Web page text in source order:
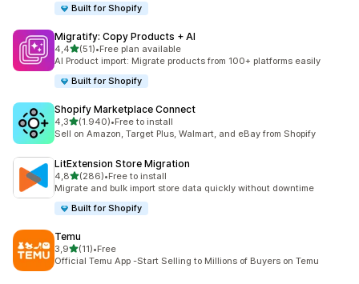
Built for Shopify
Migratify: Copy Products + AI
4,45 yıldız üzerinden
(51)
toplam 51 değerlendirme
•Free plan available
AI Product import: Migrate products from 100+ platforms easily
Built for Shopify
Shopify Marketplace Connect
4,35 yıldız üzerinden
(1.940)
toplam 1940 değerlendirme
•Free to install
Sell on Amazon, Target Plus, Walmart, and eBay from Shopify
LitExtension Store Migration
4,85 yıldız üzerinden
(286)
toplam 286 değerlendirme
•Free to install
Migrate and bulk import store data quickly without downtime
Built for Shopify
Temu
3,95 yıldız üzerinden
(11)
toplam 11 değerlendirme
•Free
Official Temu App -Start Selling to Millions of Buyers on Temu